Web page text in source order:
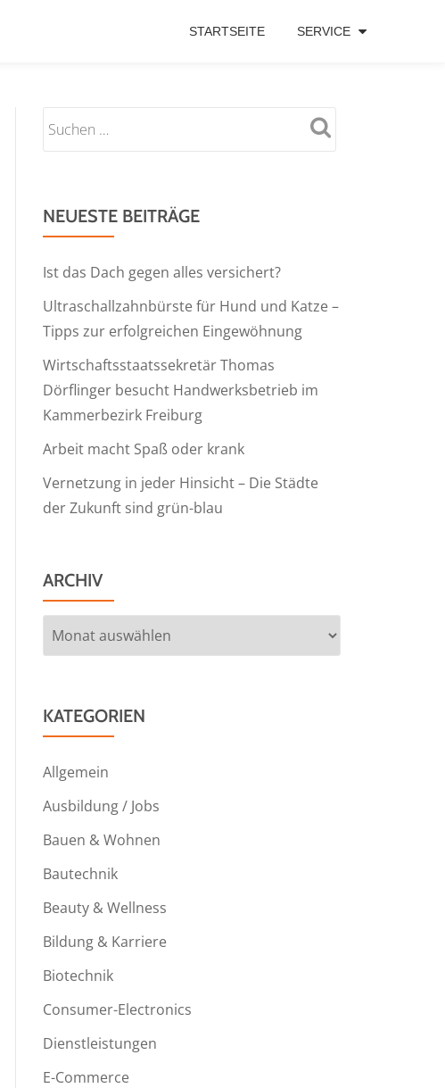
STARTSEITE SERVICE
NEUESTE BEITRÄGE
Ist das Dach gegen alles versichert?
Ultraschallzahnbürste für Hund und Katze –
Tipps zur erfolgreichen Eingewöhnung
Wirtschaftsstaatssekretär Thomas
Dörflinger besucht Handwerksbetrieb im
Kammerbezirk Freiburg
Arbeit macht Spaß oder krank
Vernetzung in jeder Hinsicht – Die Städte
der Zukunft sind grün-blau
ARCHIV
Archiv
KATEGORIEN
Allgemein
Ausbildung / Jobs
Bauen & Wohnen
Bautechnik
Beauty & Wellness
Bildung & Karriere
Biotechnik
Consumer-Electronics
Dienstleistungen
E-Commerce